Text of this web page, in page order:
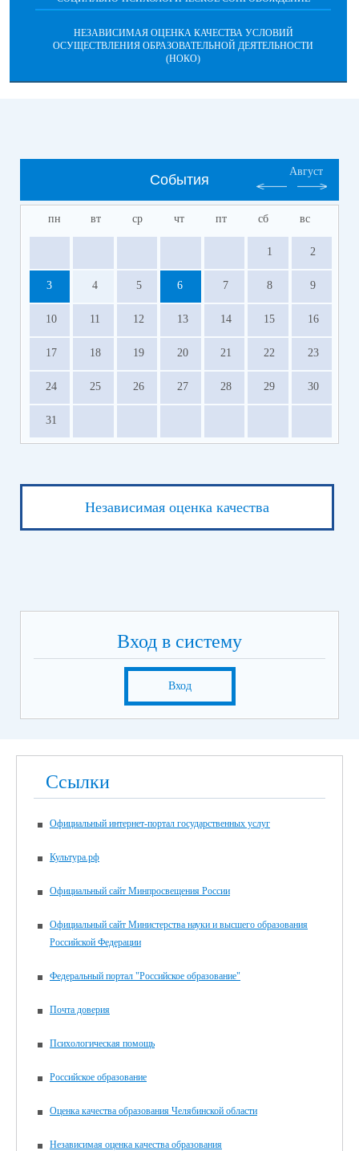
НЕЗАВИСИМАЯ ОЦЕНКА КАЧЕСТВА УСЛОВИЙ
ОСУЩЕСТВЛЕНИЯ ОБРАЗОВАТЕЛЬНОЙ ДЕЯТЕЛЬНОСТИ
(НОКО)
События
Август
пн вт ср чт пт сб вс
1 2
3 4 5 6 7 8 9
10 11 12 13 14 15 16
17 18 19 20 21 22 23
24 25 26 27 28 29 30
31
Независимая оценка качества
Вход в систему
Вход
Ссылки
Официальный интернет-портал государственных услуг
Культура.рф
Официальный сайт Минпросвещения России
Официальный сайт Министерства науки и высшего образования
Российской Федерации
Федеральный портал "Российское образование"
Почта доверия
Психологическая помощь
Российское образование
Оценка качества образования Челябинской области
Независимая оценка качества образования